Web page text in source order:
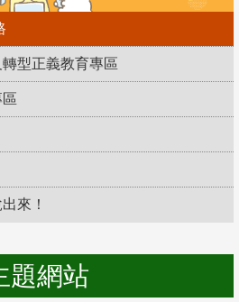
轉型正義教育專區
來！
題網站